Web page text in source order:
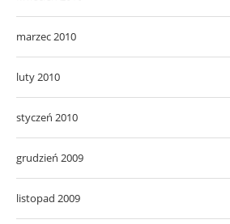
marzec 2010
luty 2010
styczeń 2010
grudzień 2009
listopad 2009